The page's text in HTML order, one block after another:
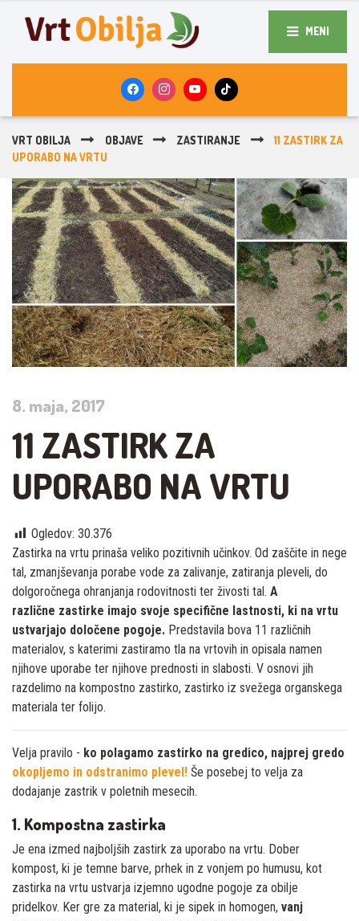
MENI
VRT OBILJA OBJAVE ZASTIRANJE
11 ZASTIRK ZA
UPORABO NA VRTU
8. maja, 2017
11 ZASTIRK ZA
UPORABO NA VRTU
Ogledov: 30.376
Zastirka na vrtu prinaša veliko pozitivnih učinkov. Od zaščite in nege
tal, zmanjševanja porabe vode za zalivanje, zatiranja pleveli, do
dolgoročnega ohranjanja rodovitnosti ter živosti tal. A
različne zastirke imajo svoje specifične lastnosti, ki na vrtu
ustvarjajo določene pogoje. Predstavila bova 11 različnih
materialov, s katerimi zastiramo tla na vrtovih in opisala namen
njihove uporabe ter njihove prednosti in slabosti. V osnovi jih
razdelimo na kompostno zastirko, zastirko iz svežega organskega
materiala ter folijo.
Velja pravilo - ko polagamo zastirko na gredico, najprej gredo
okopljemo in odstranimo plevel! Še posebej to velja za
dodajanje zastrik v poletnih mesecih.
1. Kompostna zastirka
Je ena izmed najboljših zastirk za uporabo na vrtu. Dober
kompost, ki je temne barve, prhek in z vonjem po humusu, kot
zastirka na vrtu ustvarja izjemno ugodne pogoje za obilje
pridelkov. Ker gre za material, ki je sipek in homogen, vanj